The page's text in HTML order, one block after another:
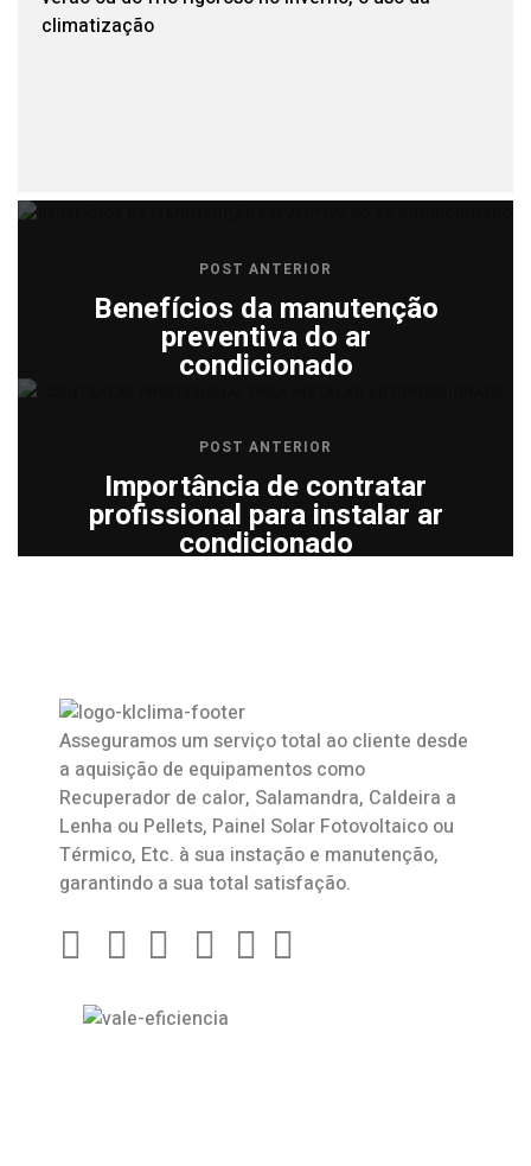
climatização
POST ANTERIOR
Benefícios da manutenção
preventiva do ar
condicionado
POST ANTERIOR
Importância de contratar
profissional para instalar ar
condicionado
Asseguramos um serviço total ao cliente desde
a aquisição de equipamentos como
Recuperador de calor, Salamandra, Caldeira a
Lenha ou Pellets, Painel Solar Fotovoltaico ou
Térmico, Etc. à sua instação e manutenção,
garantindo a sua total satisfação.